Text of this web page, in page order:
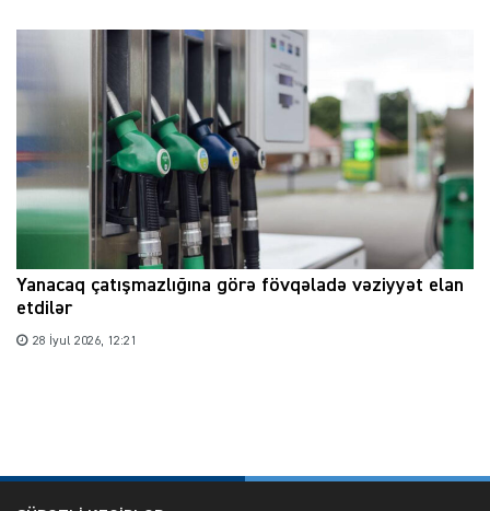
Yanacaq çatışmazlığına görə fövqəladə vəziyyət elan
etdilər
28 İyul 2026, 12:21